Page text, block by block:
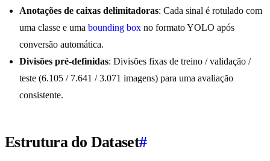
Anotações de caixas delimitadoras: Cada sinal é rotulado com
uma classe e uma bounding box no formato YOLO após
conversão automática.
Divisões pré-definidas: Divisões fixas de treino / validação /
teste (6.105 / 7.641 / 3.071 imagens) para uma avaliação
consistente.
Estrutura do Dataset#